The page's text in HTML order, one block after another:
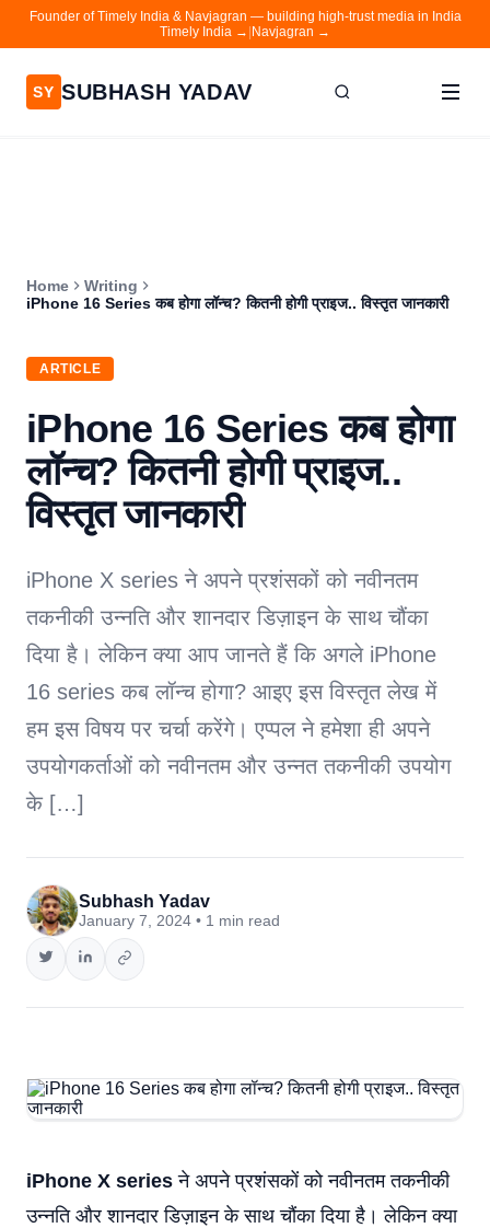
Founder of Timely India & Navjagran — building high-trust media in India
Timely India → Navjagran →
SY SUBHASH YADAV
Contact
Navjagran
Home
Writing
iPhone 16 Series कब होगा लॉन्च? कितनी होगी प्राइज.. विस्तृत जानकारी
ARTICLE
iPhone 16 Series कब होगा
लॉन्च? कितनी होगी प्राइज..
विस्तृत जानकारी
iPhone X series ने अपने प्रशंसकों को नवीनतम
तकनीकी उन्नति और शानदार डिज़ाइन के साथ चौंका
दिया है। लेकिन क्या आप जानते हैं कि अगले iPhone
16 series कब लॉन्च होगा? आइए इस विस्तृत लेख में
हम इस विषय पर चर्चा करेंगे। एप्पल ने हमेशा ही अपने
उपयोगकर्ताओं को नवीनतम और उन्नत तकनीकी उपयोग
के […]
Subhash Yadav
January 7, 2024 • 1 min read
iPhone X series ने अपने प्रशंसकों को नवीनतम तकनीकी
उन्नति और शानदार डिज़ाइन के साथ चौंका दिया है। लेकिन क्या